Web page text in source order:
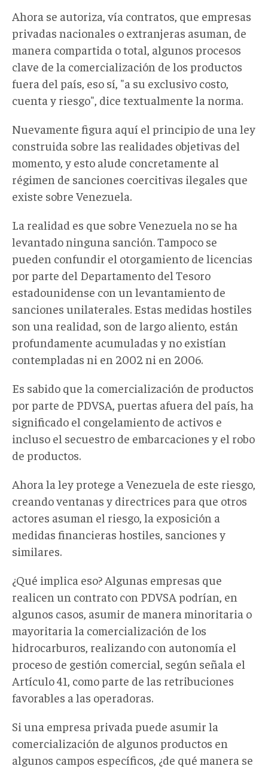
Ahora se autoriza, vía contratos, que empresas
privadas nacionales o extranjeras asuman, de
manera compartida o total, algunos procesos
clave de la comercialización de los productos
fuera del país, eso sí, "a su exclusivo costo,
cuenta y riesgo", dice textualmente la norma.
Nuevamente figura aquí el principio de una ley
construida sobre las realidades objetivas del
momento, y esto alude concretamente al
régimen de sanciones coercitivas ilegales que
existe sobre Venezuela.
La realidad es que sobre Venezuela no se ha
levantado ninguna sanción. Tampoco se
pueden confundir el otorgamiento de licencias
por parte del Departamento del Tesoro
estadounidense con un levantamiento de
sanciones unilaterales. Estas medidas hostiles
son una realidad, son de largo aliento, están
profundamente acumuladas y no existían
contempladas ni en 2002 ni en 2006.
Es sabido que la comercialización de productos
por parte de PDVSA, puertas afuera del país, ha
significado el congelamiento de activos e
incluso el secuestro de embarcaciones y el robo
de productos.
Ahora la ley protege a Venezuela de este riesgo,
creando ventanas y directrices para que otros
actores asuman el riesgo, la exposición a
medidas financieras hostiles, sanciones y
similares.
¿Qué implica eso? Algunas empresas que
realicen un contrato con PDVSA podrían, en
algunos casos, asumir de manera minoritaria o
mayoritaria la comercialización de los
hidrocarburos, realizando con autonomía el
proceso de gestión comercial, según señala el
Artículo 41, como parte de las retribuciones
favorables a las operadoras.
Si una empresa privada puede asumir la
comercialización de algunos productos en
algunos campos específicos, ¿de qué manera se